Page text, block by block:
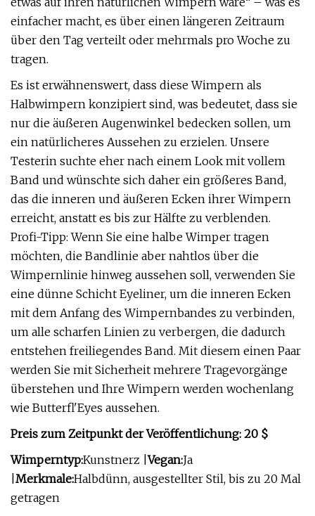
einfacher macht, es über einen längeren Zeitraum
über den Tag verteilt oder mehrmals pro Woche zu
tragen.
Es ist erwähnenswert, dass diese Wimpern als
Halbwimpern konzipiert sind, was bedeutet, dass sie
nur die äußeren Augenwinkel bedecken sollen, um
ein natürlicheres Aussehen zu erzielen. Unsere
Testerin suchte eher nach einem Look mit vollem
Band und wünschte sich daher ein größeres Band,
das die inneren und äußeren Ecken ihrer Wimpern
erreicht, anstatt es bis zur Hälfte zu verblenden.
Profi-Tipp: Wenn Sie eine halbe Wimper tragen
möchten, die Bandlinie aber nahtlos über die
Wimpernlinie hinweg aussehen soll, verwenden Sie
eine dünne Schicht Eyeliner, um die inneren Ecken
mit dem Anfang des Wimpernbandes zu verbinden,
um alle scharfen Linien zu verbergen, die dadurch
entstehen freiliegendes Band. Mit diesem einen Paar
werden Sie mit Sicherheit mehrere Tragevorgänge
überstehen und Ihre Wimpern werden wochenlang
wie Butterfl'Eyes aussehen.
Preis zum Zeitpunkt der Veröffentlichung: 20 $
Wimperntyp:Kunstnerz |Vegan:Ja
Merkmale:Halbdünn, ausgestellter Stil, bis zu 20 Mal
getragen